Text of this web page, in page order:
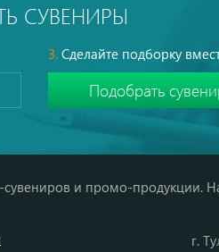
СУВЕНИРЫ
3. Сделайте подборку
и промо-продукции.
г.